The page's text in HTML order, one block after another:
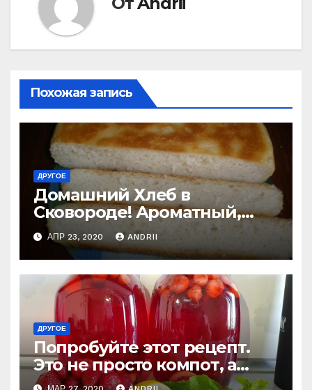
Похожая запись
ДРУГОЕ
Домашний Хлеб в
Сковороде! Ароматный,
мягкий, вкусный и
получается всегда
АПР 23, 2020 ANDRII
ДРУГОЕ
Попробуйте этот рецепт.
Это не просто компот, а
настоящий клубничный